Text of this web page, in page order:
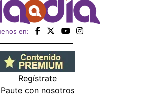
en:
Regístrate
Paute con nosotros